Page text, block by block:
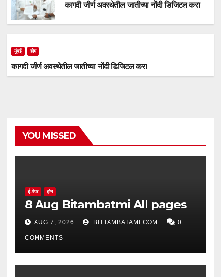
कागदी जीर्ण अवस्थेतील जातीच्या नोंदी डिजिटल करा
मुंबई होम
कागदी जीर्ण अवस्थेतील जातीच्या नोंदी डिजिटल करा
YOU MISSED
ई-पेपर होम
8 Aug Bitambatmi All pages
AUG 7, 2026 BITTAMBATAMI.COM 0
COMMENTS